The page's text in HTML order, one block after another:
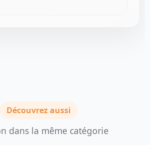
Découvrez aussi
dans la même catégorie